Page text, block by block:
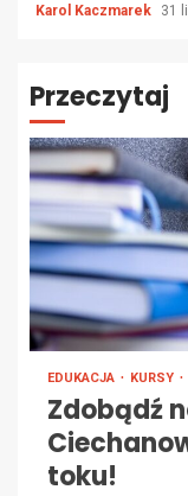
Karol Kaczmarek 31
Przeczytaj
EDUKACJA KURSY
Zdobądź
toku!